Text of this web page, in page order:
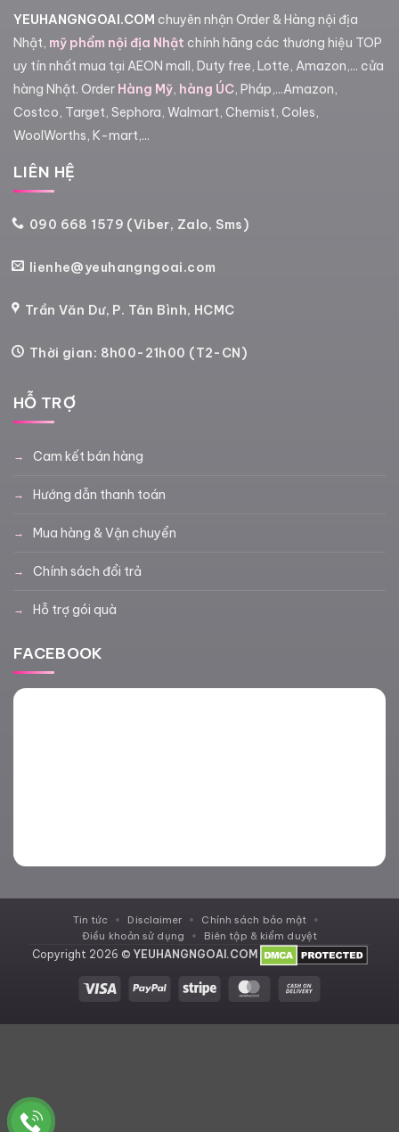
YEUHANGNGOAI.COM chuyên nhận Order & Hàng nội địa
Nhật, mỹ phẩm nội địa Nhật chính hãng các thương hiệu TOP
uy tín nhất mua tại AEON mall, Duty free, Lotte, Amazon,... cửa
hàng Nhật. Order Hàng Mỹ, hàng ÚC, Pháp,...Amazon,
Costco, Target, Sephora, Walmart, Chemist, Coles,
WoolWorths, K-mart,...
LIÊN HỆ
090 668 1579 (Viber, Zalo, Sms)
lienhe@yeuhangngoai.com
Trần Văn Dư, P. Tân Bình, HCMC
Thời gian: 8h00-21h00 (T2-CN)
HỖ TRỢ
Cam kết bán hàng
Hướng dẫn thanh toán
Mua hàng & Vận chuyển
Chính sách đổi trả
Hỗ trợ gói quà
FACEBOOK
Visa PayPal Stripe MasterCard
Delivery
Tin tức Disclaimer
Chính sách bảo mật
Điều khoản sử dụng
Biên tập & kiểm duyệt
Copyright 2026 © YEUHANGNGOAI.COM